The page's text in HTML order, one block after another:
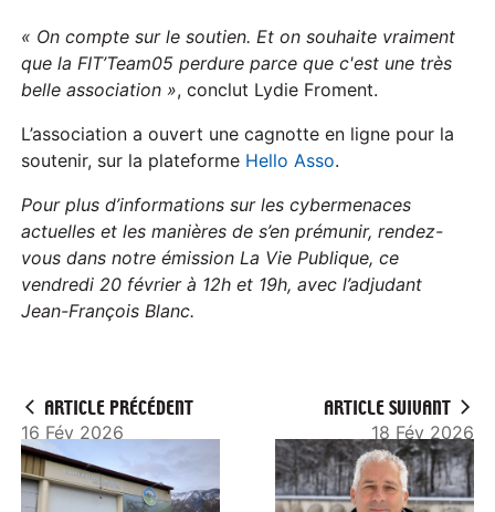
« On compte sur le soutien. Et on souhaite vraiment
que la FIT’Team05 perdure parce que c'est une très
belle association », conclut Lydie Froment.
L’association a ouvert une cagnotte en ligne pour la
soutenir, sur la plateforme Hello Asso.
Pour plus d’informations sur les cybermenaces
actuelles et les manières de s’en prémunir, rendez-
vous dans notre émission La Vie Publique, ce
vendredi 20 février à 12h et 19h, avec l’adjudant
Jean-François Blanc.
ARTICLE PRÉCÉDENT
16 Fév 2026
ARTICLE SUIVANT
18 Fév 2026